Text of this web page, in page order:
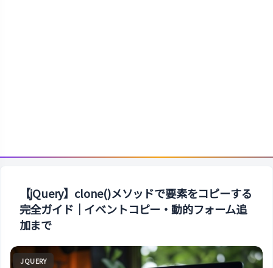
【jQuery】clone()メソッドで要素をコピーする
完全ガイド｜イベントコピー・動的フォーム追
加まで
JQUERY